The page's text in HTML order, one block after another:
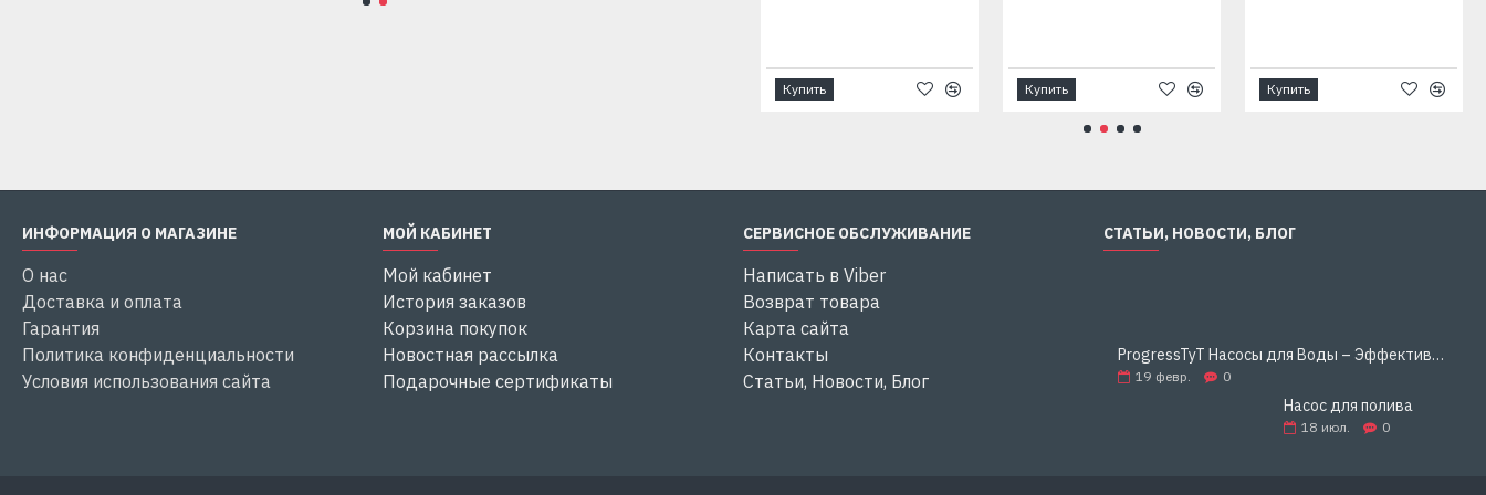
Купить Купить Купить
ИНФОРМАЦИЯ О МАГАЗИНЕ
О нас
Доставка и оплата
Гарантия
Политика конфиденциальности
Условия использования сайта
МОЙ КАБИНЕТ
Мой кабинет
История заказов
Корзина покупок
Новостная рассылка
Подарочные сертификаты
СЕРВИСНОЕ ОБСЛУЖИВАНИЕ
Написать в Viber
Возврат товара
Карта сайта
Контакты
Статьи, Новости, Блог
СТАТЬИ, НОВОСТИ, БЛОГ
ProgressTyT Насосы для Воды – Эффективное и Надёжное Решение для Дома и Бизнеса
19 февр. 0
Насос для полива
18 июл. 0